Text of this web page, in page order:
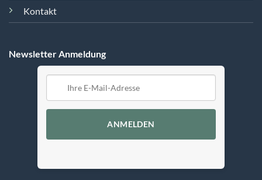
Kontakt
Newsletter Anmeldung
ANMELDEN